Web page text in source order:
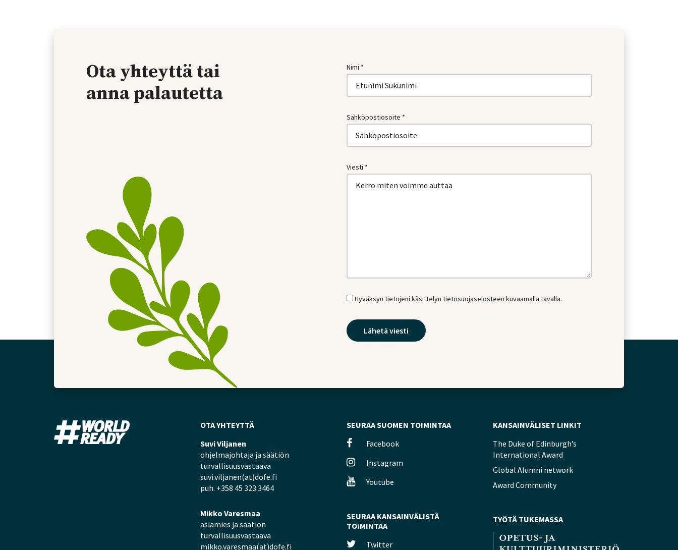
Ota yhteyttä tai
anna palautetta
Nimi *
Sähköpostiosoite *
Viesti *
Hyväksyn tietojeni käsittelyn tietosuojaselosteen kuvaamalla tavalla.
OTA YHTEYTTÄ
Suvi Viljanen
ohjelmajohtaja ja säätiön
turvallisuusvastaava
suvi.viljanen(at)dofe.fi
puh. +358 45 323 3464
Mikko Varesmaa
asiamies ja säätiön
turvallisuusvastaava
mikko.varesmaa(at)dofe.fi
SEURAA SUOMEN TOIMINTAA
Facebook
Instagram
Youtube
SEURAA KANSAINVÄLISTÄ
TOIMINTAA
Twitter
KANSAINVÄLISET LINKIT
The Duke of Edinburgh’s
International Award
Global Alumni network
Award Community
TYÖTÄ TUKEMASSA